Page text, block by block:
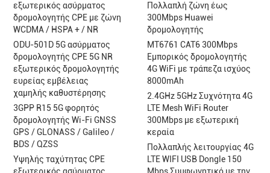
εξωτερικός ασύρματος
δρομολογητής CPE με ζώνη
WCDMA / HSPA + / NR
ODU-501D 5G ασύρματος
δρομολογητής CPE 5G NR
εξωτερικός δρομολογητής
ευρείας εμβέλειας
χαμηλής καθυστέρησης
3GPP R15 5G φορητός
δρομολογητής Wi-Fi GNSS
GPS / GLONASS / Galileo /
BDS / QZSS
Υψηλής ταχύτητας CPE
Πολλαπλή ζώνη έως
300Mbps Huawei
δρομολογητής
MT6761 CAT6 300Mbps
Εμπορικός δρομολογητής
4G WiFi με τράπεζα ισχύος
8000mAh
2.4GHz 5GHz Συχνότητα 4G
LTE Mesh WiFi Router
300Mbps με εξωτερική
κεραία
Πολλαπλής λειτουργίας 4G
LTE WIFI USB Dongle 150